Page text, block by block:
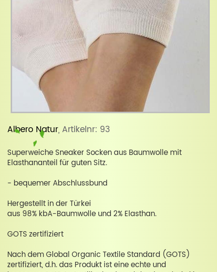
Albero Natur, Artikelnr: 93
Superweiche Sneaker Socken aus Baumwolle mit
Elasthananteil für guten Sitz.
- bequemer Abschlussbund
Hergestellt in der Türkei
aus 98% kbA-Baumwolle und 2% Elasthan.
GOTS zertifiziert
Nach dem Global Organic Textile Standard (GOTS)
zertifiziert, d.h. das Produkt ist eine echte und